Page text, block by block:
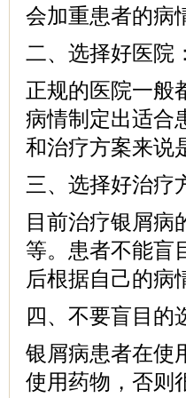
会加重患者的病
二、选择好医院：
正规的医院一般
病情制定出适合
和治疗方案来说
三、选择好治疗
目前治疗银屑病
等。患者不能盲
后根据自己的病
四、不要盲目的
银屑病患者在使
使用药物，否则